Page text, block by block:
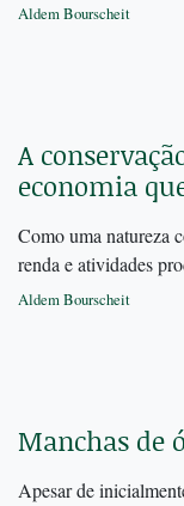
Aldem Bourscheit
A
economia
Como uma natureza
renda e atividades
Aldem Bourscheit
Manchas de
Apesar de